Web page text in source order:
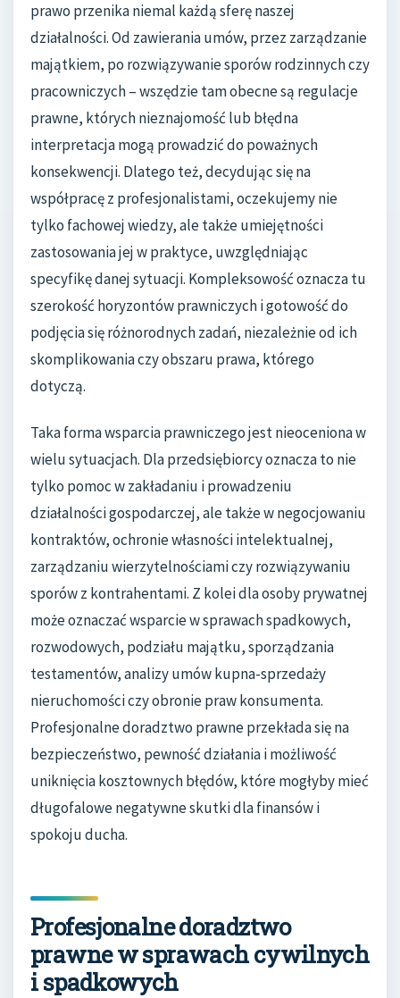
prawo przenika niemal każdą sferę naszej
działalności. Od zawierania umów, przez zarządzanie
majątkiem, po rozwiązywanie sporów rodzinnych czy
pracowniczych – wszędzie tam obecne są regulacje
prawne, których nieznajomość lub błędna
interpretacja mogą prowadzić do poważnych
konsekwencji. Dlatego też, decydując się na
współpracę z profesjonalistami, oczekujemy nie
tylko fachowej wiedzy, ale także umiejętności
zastosowania jej w praktyce, uwzględniając
specyfikę danej sytuacji. Kompleksowość oznacza tu
szerokość horyzontów prawniczych i gotowość do
podjęcia się różnorodnych zadań, niezależnie od ich
skomplikowania czy obszaru prawa, którego
dotyczą.
Taka forma wsparcia prawniczego jest nieoceniona w
wielu sytuacjach. Dla przedsiębiorcy oznacza to nie
tylko pomoc w zakładaniu i prowadzeniu
działalności gospodarczej, ale także w negocjowaniu
kontraktów, ochronie własności intelektualnej,
zarządzaniu wierzytelnościami czy rozwiązywaniu
sporów z kontrahentami. Z kolei dla osoby prywatnej
może oznaczać wsparcie w sprawach spadkowych,
rozwodowych, podziału majątku, sporządzania
testamentów, analizy umów kupna-sprzedaży
nieruchomości czy obronie praw konsumenta.
Profesjonalne doradztwo prawne przekłada się na
bezpieczeństwo, pewność działania i możliwość
uniknięcia kosztownych błędów, które mogłyby mieć
długofalowe negatywne skutki dla finansów i
spokoju ducha.
Profesjonalne doradztwo
prawne w sprawach cywilnych
i spadkowych